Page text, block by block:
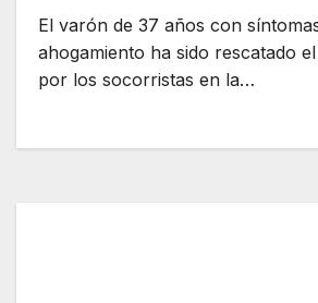
El varón de 37 años con
ahogamiento ha sido rescatado
por los socorristas en la…